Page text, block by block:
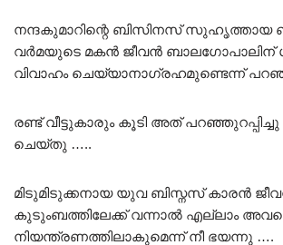
നന്ദകുമാറിന്റെ ബിസിനസ്
വർമയുടെ മകൻ ജീവൻ ബാലഗോപാലിന്
വിവാഹം ചെയ്യാനാഗ്രഹമുണ്ടെന്ന്
രണ്ട് വീട്ടുകാരും കൂടി അത്
ചെയ്തു …..
മിടുമിടുക്കനായ യുവ ബിസ്നസ് കാരൻ
കുടുംബത്തിലേക്ക് വന്നാൽ എല്ലാം
നിയന്ത്രണത്തിലാകുമെന്ന് നീ ഭയന്നു ….